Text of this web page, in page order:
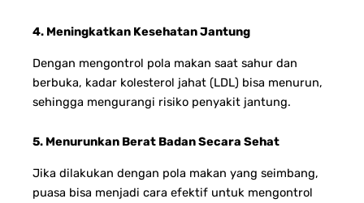
4. Meningkatkan Kesehatan Jantung
Dengan mengontrol pola makan saat sahur dan
berbuka, kadar kolesterol jahat (LDL) bisa menurun,
sehingga mengurangi risiko penyakit jantung.
5. Menurunkan Berat Badan Secara Sehat
Jika dilakukan dengan pola makan yang seimbang,
puasa bisa menjadi cara efektif untuk mengontrol